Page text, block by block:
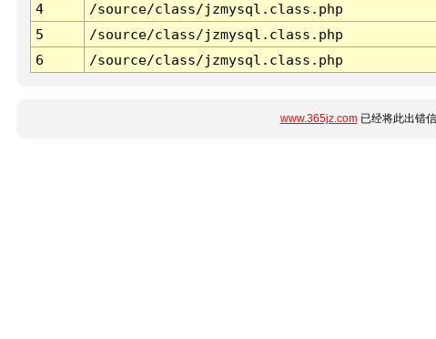
4
/source/class/jzmysql.class.php
5
/source/class/jzmysql.class.php
6
/source/class/jzmysql.class.php
www.365jz.com已经将此出错